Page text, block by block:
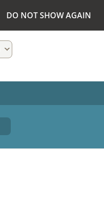
DO NOT SHOW AGAIN